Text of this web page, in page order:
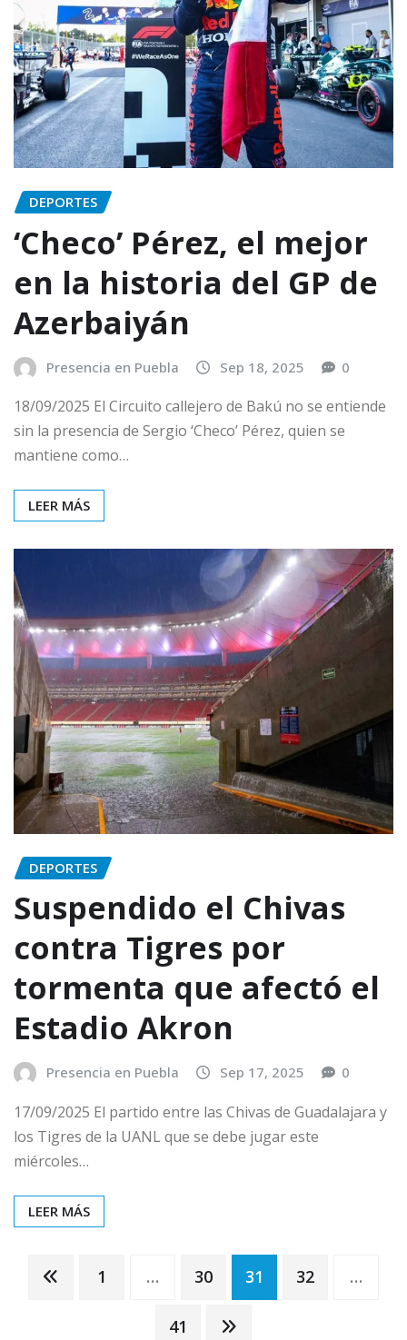
DEPORTES
‘Checo’ Pérez, el mejor
en la historia del GP de
Azerbaiyán
Presencia en Puebla Sep 18, 2025 0
18/09/2025 El Circuito callejero de Bakú no se entiende
sin la presencia de Sergio ‘Checo’ Pérez, quien se
mantiene como…
LEER MÁS
DEPORTES
Suspendido el Chivas
contra Tigres por
tormenta que afectó el
Estadio Akron
Presencia en Puebla Sep 17, 2025 0
17/09/2025 El partido entre las Chivas de Guadalajara y
los Tigres de la UANL que se debe jugar este
miércoles…
LEER MÁS
Paginación
1 … 30 31 32 …
41